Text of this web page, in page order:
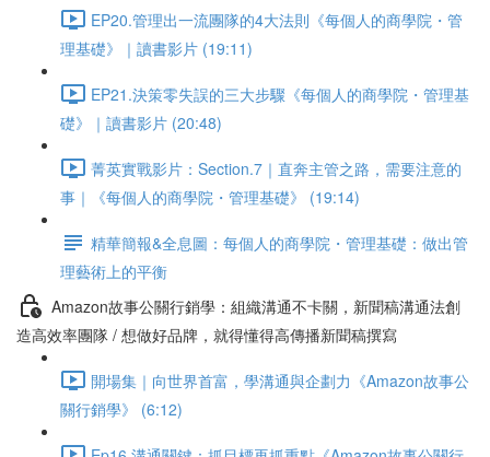
EP20.管理出一流團隊的4大法則《每個人的商學院・管
理基礎》｜讀書影片 (19:11)
EP21.決策零失誤的三大步驟《每個人的商學院・管理基
礎》｜讀書影片 (20:48)
菁英實戰影片：Section.7｜直奔主管之路，需要注意的
事｜《每個人的商學院・管理基礎》 (19:14)
精華簡報&全息圖：每個人的商學院・管理基礎：做出管
理藝術上的平衡
Amazon故事公關行銷學：組織溝通不卡關，新聞稿溝通法創
造高效率團隊 / 想做好品牌，就得懂得高傳播新聞稿撰寫
開場集｜向世界首富，學溝通與企劃力《Amazon故事公
關行銷學》 (6:12)